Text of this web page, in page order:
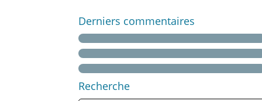
Derniers commentaires
Recherche